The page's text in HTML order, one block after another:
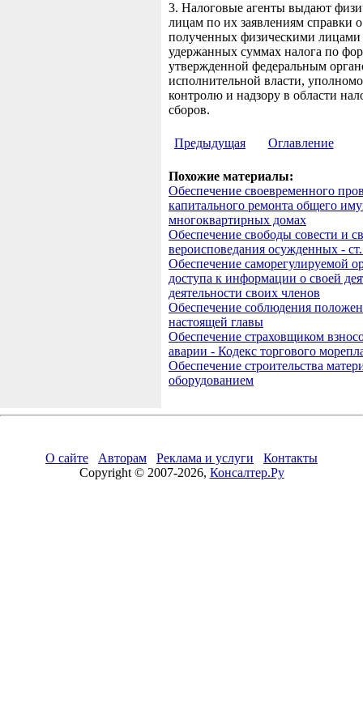
3. Налоговые агенты выдают
лицам по их заявлениям справки о
полученных физическими лицами
удержанных суммах налога по
утвержденной федеральным
исполнительной власти,
контролю и надзору в области
сборов.
Предыдущая Оглавление
Похожие материалы:
Обеспечение своевременного
капитального ремонта общего
многоквартирных домах
Обеспечение свободы совести и
вероисповедания осужденных -
Обеспечение саморегулируемой
доступа к информации о своей
деятельности своих членов
Обеспечение соблюдения
настоящей главы
Обеспечение страховщиком
аварии - Кодекс торгового
Обеспечение строительства
оборудованием
О сайте Авторам Реклама и услуги
Контакты
Copyright © 2007-2026, Консалтер.Ру